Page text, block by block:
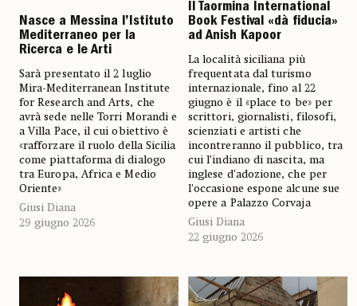
Nasce a Messina l’Istituto
Mediterraneo per la
Ricerca e le Arti
Sarà presentato il 2 luglio
Mira-Mediterranean Institute
for Research and Arts, che
avrà sede nelle Torri Morandi e
a Villa Pace, il cui obiettivo è
«rafforzare il ruolo della Sicilia
come piattaforma di dialogo
tra Europa, Africa e Medio
Oriente»
Giusi Diana
29 giugno 2026
Il Taormina International
Book Festival «dà fiducia»
ad Anish Kapoor
La località siciliana più
frequentata dal turismo
internazionale, fino al 22
giugno è il «place to be» per
scrittori, giornalisti, filosofi,
scienziati e artisti che
incontreranno il pubblico, tra
cui l’indiano di nascita, ma
inglese d’adozione, che per
l’occasione espone alcune sue
opere a Palazzo Corvaja
Giusi Diana
22 giugno 2026